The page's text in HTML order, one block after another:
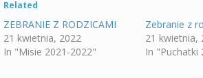
Related
ZEBRANIE Z RODZICAMI
21 kwietnia, 2022
In "Misie 2021-2022"
Zebranie z
21 kwietnia,
In "Puchatki